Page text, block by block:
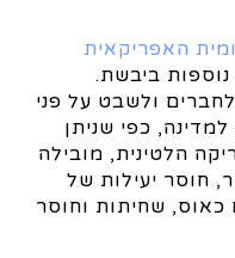
האפריקאית
ביבשת.
ולשבט על פני
כפי שניתן
הלטינית, מובילה
חוסר יעילות של
שחיתות וחוסר